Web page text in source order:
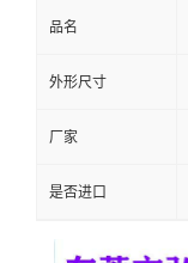
品名
外形尺寸
厂家
是否进口